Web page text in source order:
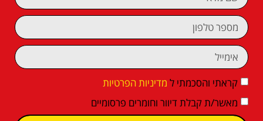
קראתי והסכמתי ל מדיניות הפרטיות
מאשר/ת קבלת דיוור וחומרים פרסומיים